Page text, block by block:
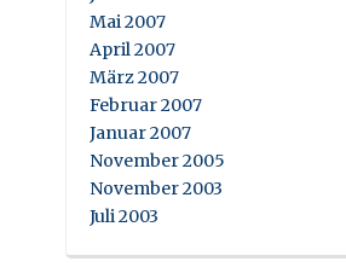
Mai 2007
April 2007
März 2007
Februar 2007
Januar 2007
November 2005
November 2003
Juli 2003